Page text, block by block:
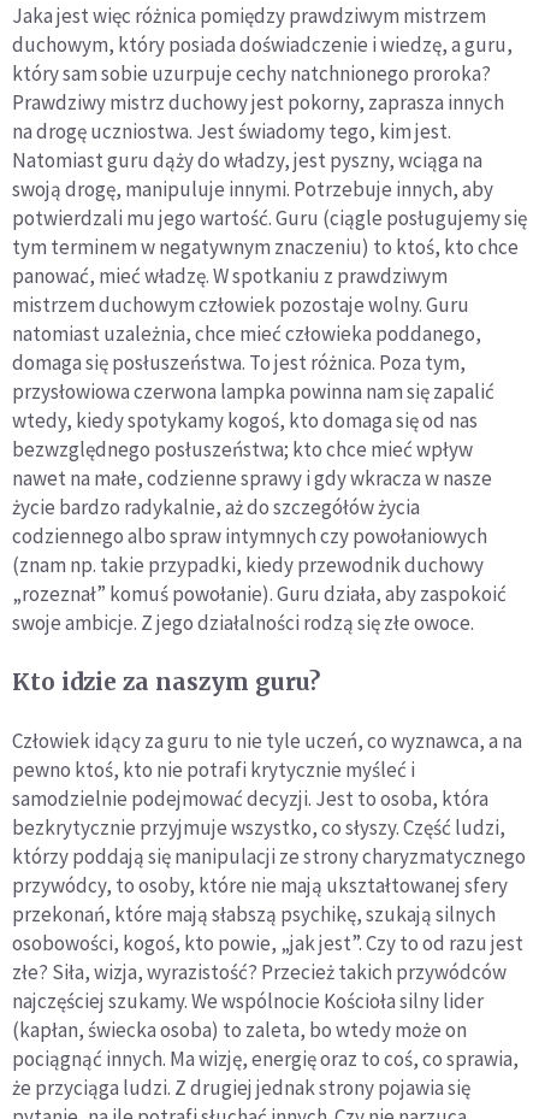
Jaka jest więc różnica pomiędzy prawdziwym mistrzem
duchowym, który posiada doświadczenie i wiedzę, a guru,
który sam sobie uzurpuje cechy natchnionego proroka?
Prawdziwy mistrz duchowy jest pokorny, zaprasza innych
na drogę uczniostwa. Jest świadomy tego, kim jest.
Natomiast guru dąży do władzy, jest pyszny, wciąga na
swoją drogę, manipuluje innymi. Potrzebuje innych, aby
potwierdzali mu jego wartość. Guru (ciągle posługujemy się
tym terminem w negatywnym znaczeniu) to ktoś, kto chce
panować, mieć władzę. W spotkaniu z prawdziwym
mistrzem duchowym człowiek pozostaje wolny. Guru
natomiast uzależnia, chce mieć człowieka poddanego,
domaga się posłuszeństwa. To jest różnica. Poza tym,
przysłowiowa czerwona lampka powinna nam się zapalić
wtedy, kiedy spotykamy kogoś, kto domaga się od nas
bezwzględnego posłuszeństwa; kto chce mieć wpływ
nawet na małe, codzienne sprawy i gdy wkracza w nasze
życie bardzo radykalnie, aż do szczegółów życia
codziennego albo spraw intymnych czy powołaniowych
(znam np. takie przypadki, kiedy przewodnik duchowy
„rozeznał” komuś powołanie). Guru działa, aby zaspokoić
swoje ambicje. Z jego działalności rodzą się złe owoce.
Kto idzie za naszym guru?
Człowiek idący za guru to nie tyle uczeń, co wyznawca, a na
pewno ktoś, kto nie potrafi krytycznie myśleć i
samodzielnie podejmować decyzji. Jest to osoba, która
bezkrytycznie przyjmuje wszystko, co słyszy. Część ludzi,
którzy poddają się manipulacji ze strony charyzmatycznego
przywódcy, to osoby, które nie mają ukształtowanej sfery
przekonań, które mają słabszą psychikę, szukają silnych
osobowości, kogoś, kto powie, „jak jest”. Czy to od razu jest
złe? Siła, wizja, wyrazistość? Przecież takich przywódców
najczęściej szukamy. We wspólnocie Kościoła silny lider
(kapłan, świecka osoba) to zaleta, bo wtedy może on
pociągnąć innych. Ma wizję, energię oraz to coś, co sprawia,
że przyciąga ludzi. Z drugiej jednak strony pojawia się